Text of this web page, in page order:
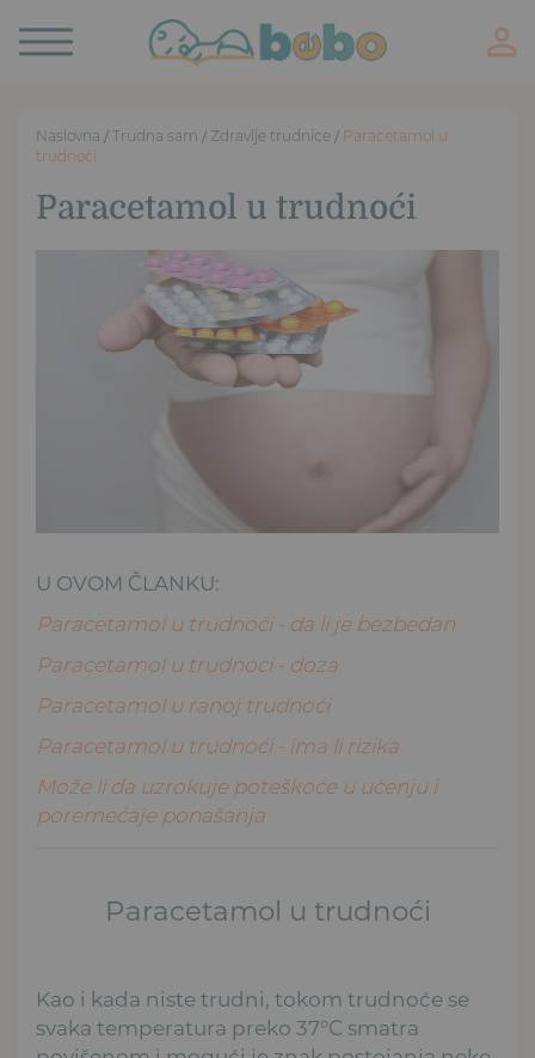
Toggle
navigation
Naslovna / Trudna sam / Zdravlje trudnice / Paracetamol u
trudnoći
Paracetamol u trudnoći
U OVOM ČLANKU:
Paracetamol u trudnoći - da li je bezbedan
Paracetamol u trudnoci - doza
Paracetamol u ranoj trudnoći
Paracetamol u trudnoći - ima li rizika
Može li da uzrokuje poteškoće u učenju i
poremećaje ponašanja
Paracetamol u trudnoći
Kao i kada niste trudni, tokom trudnoće se
svaka temperatura preko 37°C smatra